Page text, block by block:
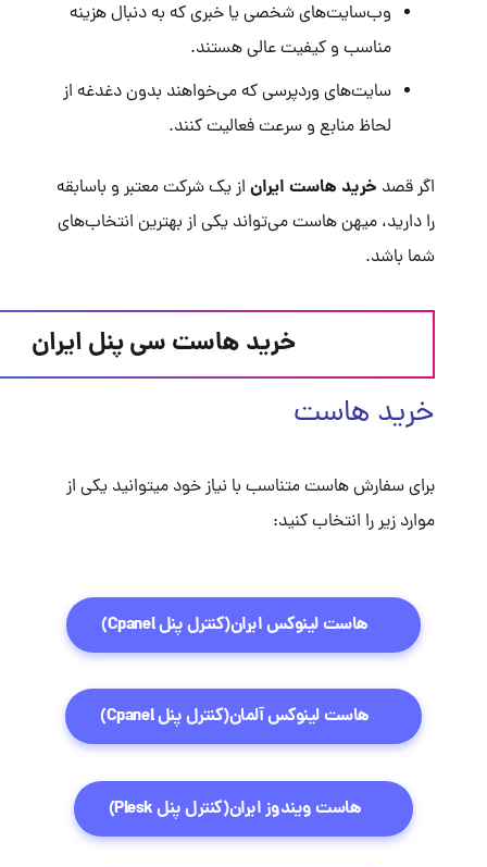
وب‌سایت‌های شخصی یا خبری که به دنبال هزینه
مناسب و کیفیت عالی هستند.
سایت‌های وردپرسی که می‌خواهند بدون دغدغه از
لحاظ منابع و سرعت فعالیت کنند.
اگر قصد خرید هاست ایران از یک شرکت معتبر و باسابقه
را دارید، میهن هاست می‌تواند یکی از بهترین انتخاب‌های
شما باشد.
خرید هاست سی پنل ایران
خرید هاست
برای سفارش هاست متناسب با نیاز خود میتوانید یکی از
موارد زیر را انتخاب کنید:
هاست لینوکس ایران(کنترل پنل Cpanel)
هاست لینوکس آلمان(کنترل پنل Cpanel)
هاست ویندوز ایران(کنترل پنل Plesk)